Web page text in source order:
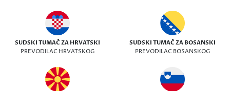
SUDSKI TUMAČ ZA HRVATSKI
PREVODILAC HRVATSKOG
SUDSKI TUMAČ ZA BOSANSKI
PREVODILAC BOSANSKOG